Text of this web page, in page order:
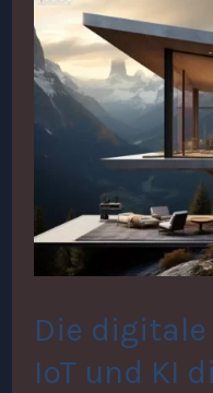
Die
IoT und KI
Die
digitale
Revolution:
Wie
und
KI
bei